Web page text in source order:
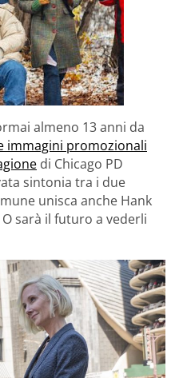
almeno 13 anni da
immagini promozionali
di Chicago PD
sintonia tra i due
unisca anche Hank
sarà il futuro a vederli